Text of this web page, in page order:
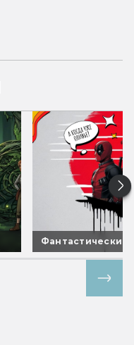
Фантастические